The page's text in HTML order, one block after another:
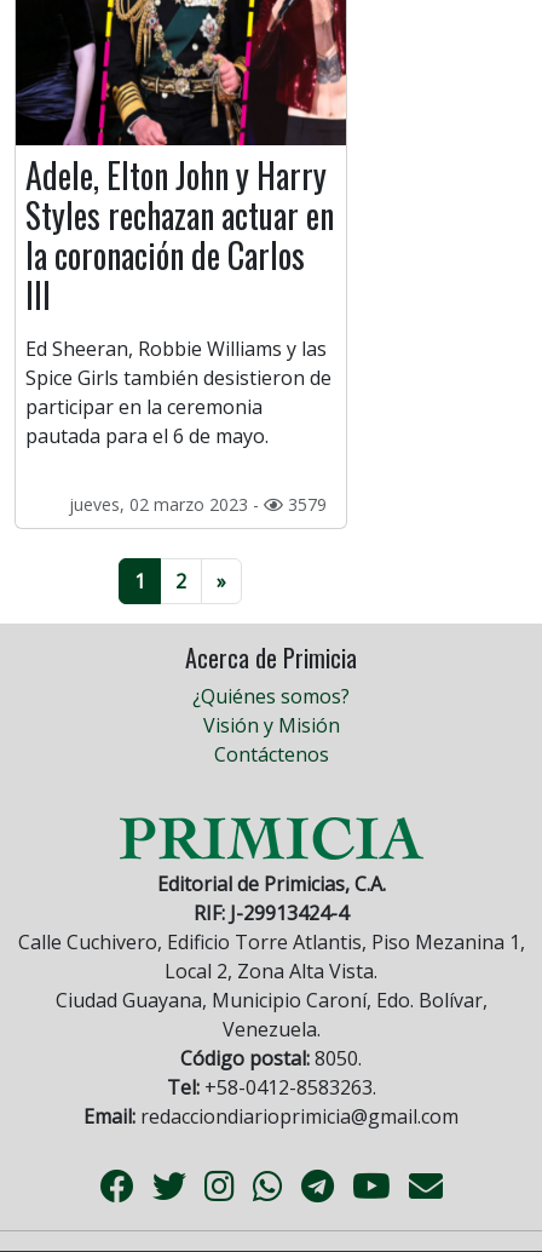
Adele, Elton John y Harry
Styles rechazan actuar en
la coronación de Carlos
III
Ed Sheeran, Robbie Williams y las
Spice Girls también desistieron de
participar en la ceremonia
pautada para el 6 de mayo.
jueves, 02 marzo 2023 - 3579
1 2 »
Acerca de Primicia
¿Quiénes somos?
Visión y Misión
Contáctenos
Editorial de Primicias, C.A.
RIF: J-29913424-4
Calle Cuchivero, Edificio Torre Atlantis, Piso Mezanina 1,
Local 2, Zona Alta Vista.
Ciudad Guayana, Municipio Caroní, Edo. Bolívar,
Venezuela.
Código postal:8050.
Tel:+58-0412-8583263.
Email: redacciondiarioprimicia@gmail.com